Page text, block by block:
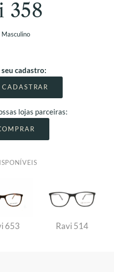
358
Masculino
cadastro:
lojas parceiras:
653 Ravi 514